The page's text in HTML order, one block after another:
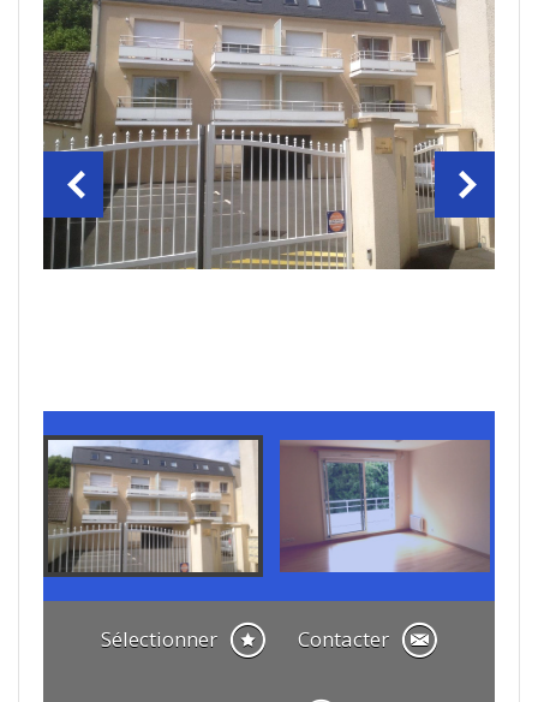
Sélectionner Contacter